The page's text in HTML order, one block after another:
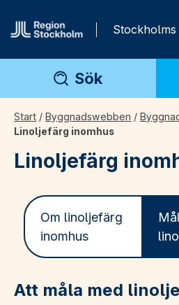
Sök
Start / Byggnadswebben /
Linoljefärg inomhus
Linoljefärg
Om linoljefärg
inomhus
Att måla med